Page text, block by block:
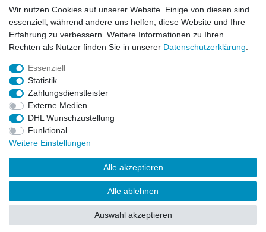
© Copyright 2026 | Alle Rechte vorbehalten. HL-
Handelsgesellschaft mbH.
Alle Markennamen, Warenzeichen sowie sämtliche Produktbilder
und Beschreibungen sind Eigentum Ihrer rechtmäßigen
Eigentümer und dienen hier nur der Beschreibung.
Preise nur für registrierte Händler, ansonsten zeigt der Shop 0,00
€
LEGO, das LEGO Logo, die Minifigur, DUPLO, LEGENDS OF
CHIMA, NINJAGO, BIONICLE, MINDSTORMS und MIXELS sind
urheberrechtlich geschützte Markenzeichen der LEGO Gruppe.
Wir nutzen Cookies auf unserer Website. Einige von diesen sind
essenziell, während andere uns helfen, diese Website und Ihre
Erfahrung zu verbessern. Weitere Informationen zu Ihren
Rechten als Nutzer finden Sie in unserer Daten­schutz­erklärung
Essenziell
Statistik
Zahlungsdienstleister
Externe Medien
DHL Wunschzustellung
Funktional
Weitere Einstellungen
Alle akzeptieren
Alle ablehnen
Auswahl akzeptieren